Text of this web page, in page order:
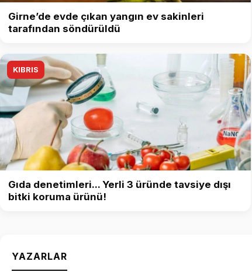
Girne’de evde çıkan yangın ev sakinleri
tarafından söndürüldü
KIBRIS
Gıda denetimleri... Yerli 3 üründe tavsiye dışı
bitki koruma ürünü!
YAZARLAR